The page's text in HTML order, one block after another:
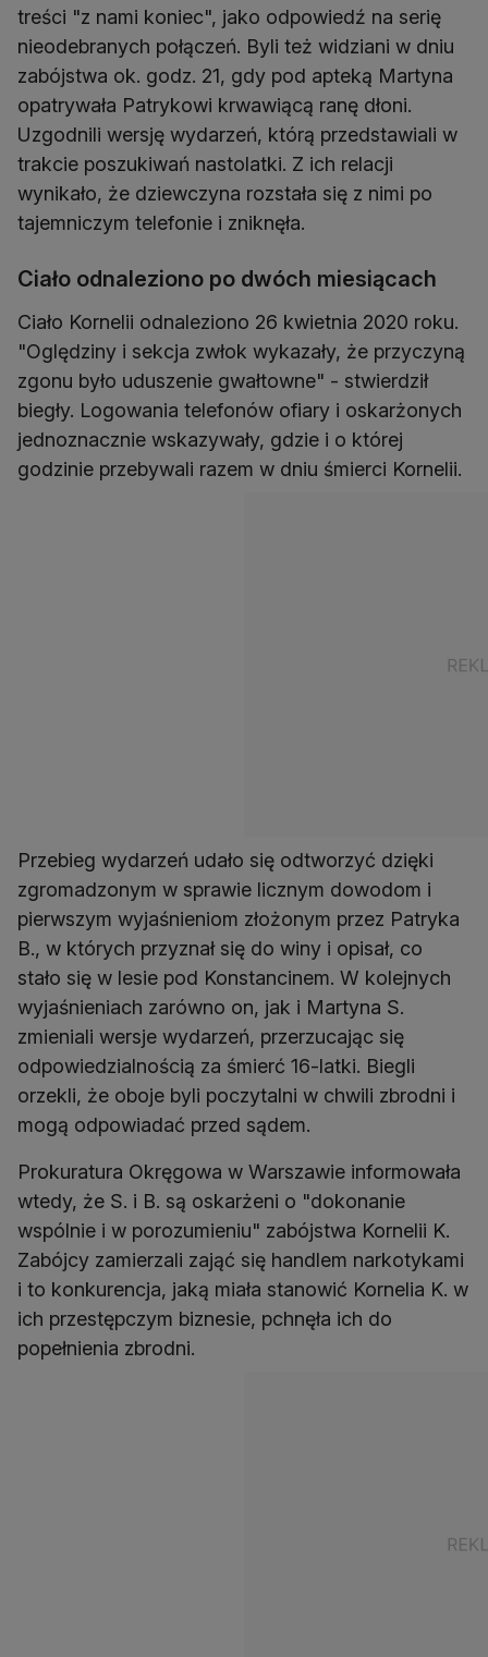
treści "z nami koniec", jako odpowiedź na serię
nieodebranych połączeń. Byli też widziani w dniu
zabójstwa ok. godz. 21, gdy pod apteką Martyna
opatrywała Patrykowi krwawiącą ranę dłoni.
Uzgodnili wersję wydarzeń, którą przedstawiali w
trakcie poszukiwań nastolatki. Z ich relacji
wynikało, że dziewczyna rozstała się z nimi po
tajemniczym telefonie i zniknęła.
Ciało odnaleziono po dwóch miesiącach
Ciało Kornelii odnaleziono 26 kwietnia 2020 roku.
"Oględziny i sekcja zwłok wykazały, że przyczyną
zgonu było uduszenie gwałtowne" - stwierdził
biegły. Logowania telefonów ofiary i oskarżonych
jednoznacznie wskazywały, gdzie i o której
godzinie przebywali razem w dniu śmierci Kornelii.
Przebieg wydarzeń udało się odtworzyć dzięki
zgromadzonym w sprawie licznym dowodom i
pierwszym wyjaśnieniom złożonym przez Patryka
B., w których przyznał się do winy i opisał, co
stało się w lesie pod Konstancinem. W kolejnych
wyjaśnieniach zarówno on, jak i Martyna S.
zmieniali wersje wydarzeń, przerzucając się
odpowiedzialnością za śmierć 16-latki. Biegli
orzekli, że oboje byli poczytalni w chwili zbrodni i
mogą odpowiadać przed sądem.
Prokuratura Okręgowa w Warszawie informowała
wtedy, że S. i B. są oskarżeni o "dokonanie
wspólnie i w porozumieniu" zabójstwa Kornelii K.
Zabójcy zamierzali zająć się handlem narkotykami
i to konkurencja, jaką miała stanowić Kornelia K. w
ich przestępczym biznesie, pchnęła ich do
popełnienia zbrodni.